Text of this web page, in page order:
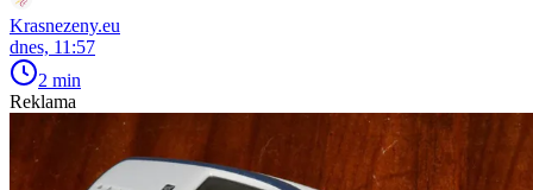
Krasnezeny.eu
dnes, 11:57
2 min
Reklama